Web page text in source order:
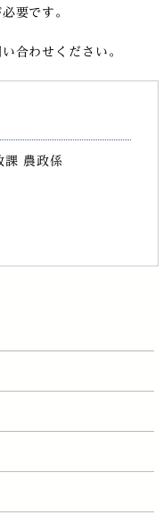
要です。
合わせください。
課 農政係